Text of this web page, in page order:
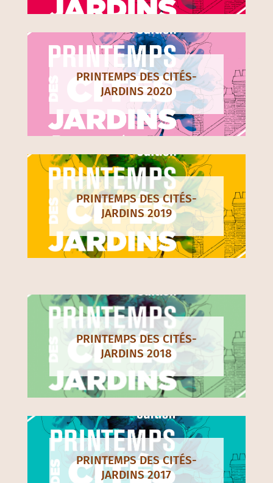
PRINTEMPS DES CITÉS-
JARDINS 2020
PRINTEMPS DES CITÉS-
JARDINS 2019
PRINTEMPS DES CITÉS-
JARDINS 2018
PRINTEMPS DES CITÉS-
JARDINS 2017